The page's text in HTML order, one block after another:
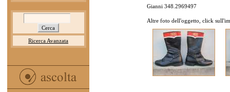
Ricerca Avanzata
Gianni 348.2969497
Altre foto dell'oggetto, click